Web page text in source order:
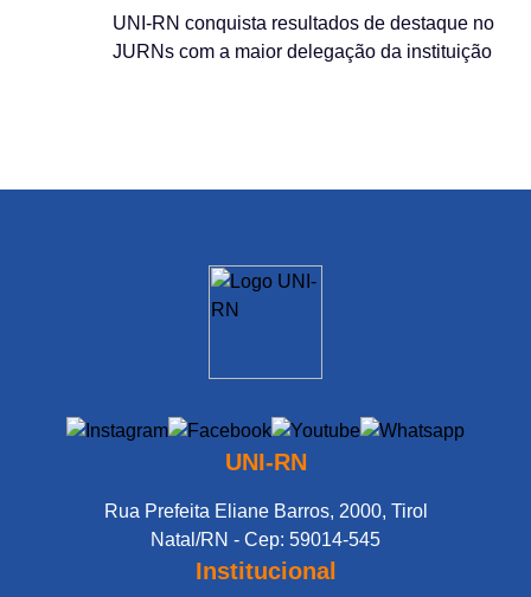
UNI-RN conquista resultados de destaque no
JURNs com a maior delegação da instituição
UNI-RN
Rua Prefeita Eliane Barros, 2000, Tirol
Natal/RN - Cep: 59014-545
Institucional